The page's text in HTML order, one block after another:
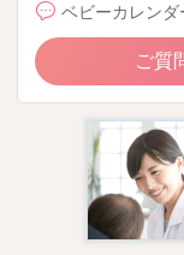
ベビーカレン
ご質